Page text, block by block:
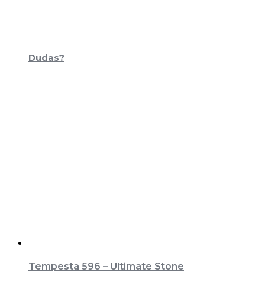
Dudas?
Tempesta 596 – Ultimate Stone